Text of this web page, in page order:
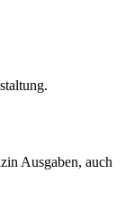
Ausgaben, auch